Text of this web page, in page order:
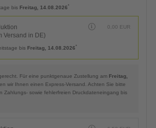
bis Freitag, 14.08.2026*
Versand in DE)
0,00 EUR
bis Freitag, 14.08.2026*
Für eine punktgenaue Zustellung am Freitag,
wir Ihnen einen Express-Versand. Achten Sie bitte
Zahlungs- sowie fehlerfreien Druckdateneingang bis